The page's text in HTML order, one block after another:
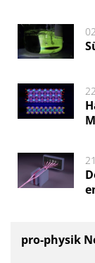
pro-physik